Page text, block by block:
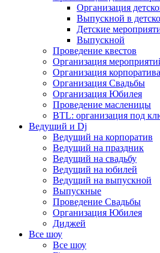
Организация
Выпускной в
Детские
Выпускной
Проведение квестов
Организация
Организация корпоратива
Организация Свадьбы
Организация Юбилея
Проведение масленицы
BTL: организация под
Ведущий и Dj
Ведущий на корпоратив
Ведущий на праздник
Ведущий на свадьбу
Ведущий на юбилей
Ведущий на выпускной
Выпускные
Проведение Свадьбы
Организация Юбилея
Диджей
Все шоу
Все шоу